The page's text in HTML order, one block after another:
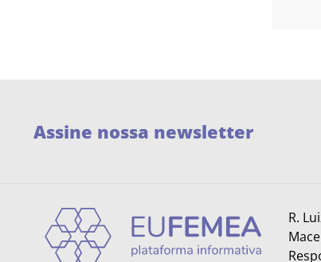
Assine nossa newsletter
R.